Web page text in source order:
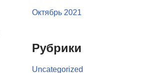
Октябрь 2021
Рубрики
Uncategorized